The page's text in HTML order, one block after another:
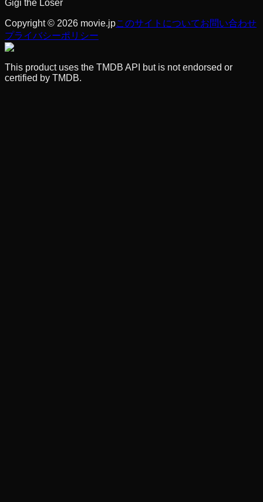
Gigi the Loser
Copyright © 2026 movie.jpこのサイトについてお問い合わせ
プライバシーポリシー
This product uses the TMDB API but is not endorsed or
certified by TMDB.